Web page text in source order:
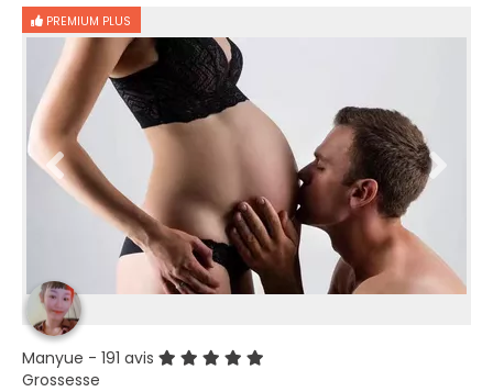
PREMIUM PLUS
Manyue - 191 avis
Grossesse